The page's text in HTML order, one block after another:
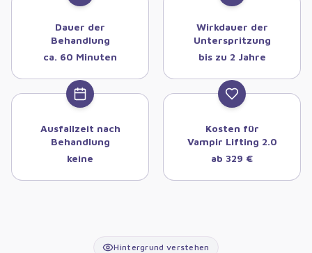
Dauer der
Behandlung
ca. 60 Minuten
Wirkdauer der
Unterspritzung
bis zu 2 Jahre
Ausfallzeit nach
Behandlung
keine
Kosten für
Vampir Lifting 2.0
ab 329 €
Hintergrund verstehen